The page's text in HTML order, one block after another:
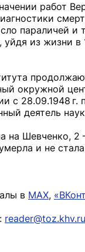
работ
параличей
из жизни
окружной
с 28.09.1948
деятель
на Шевченко,
и не
в MAX,
reader@toz.khv.ru